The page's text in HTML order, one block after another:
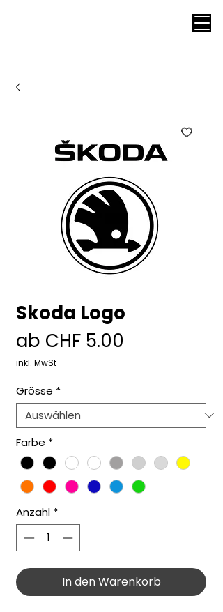
Skoda Logo
ab CHF 5.00
inkl. MwSt
Grösse *
Farbe *
Anzahl *
In den Warenkorb